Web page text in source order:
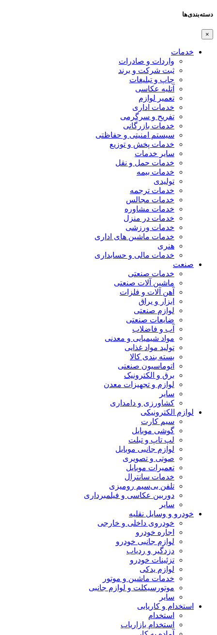
دسته‌بندی‌ها
×
خدمات
واردات و صادرات
ثبت شرکت و برند
چاپ و تبلیغات
آتلیه عکاسی
تعمیر لوازم
خدمات اداری
تفریح و سرگرمی
خدمات بازرگانی
سیستم امنیتی و حفاظتی
خدمات پخش و توزیع
سایر خدمات
خدمات حمل و نقل
خدمات بیمه
تولیدی
خدمات ترجمه
خدمات مجالس
خدمات مشاوره
خدمات در منزل
خدمات ورزشی
خدمات ماشین های اداری
هنری
خدمات مالی و حسابداری
صنعت
خدمات صنعتی
ماشین آلات صنعتی
آهن آلات و فلزات
ابزار و یراق
لوازم صنعتی
ضایعات صنعتی
آب و فاضلاب
مواد شیمیایی و معدنی
تولید مواد غذایی
بسته بندی کالا
اتوماسیون صنعتی
برق و الکترونیک
لوازم و تجهیزات معدن
سایر
کشاورزی و دامداری
لوازم الکترونیکی
سیم کارت
گوشی موبایل
لپ تاپ و تبلت
لوازم جانبی موبایل
صوتی و تصویری
تعمیرات موبایل
خدمات سانترال
تلفن بی‌سیم رومیزی
دوربین عکاسی و فیلمبرداری
سایر
خودرو و وسایل نقلیه
خودروی داخلی و خارجی
اجاره خودرو
لوازم جانبی خودرو
دزدگیر و ردیاب
تزئینات خودرو
لوازم یدکی
خدمات ماشین و موتور
موتورسیکلت و لوازم جانبی
سایر
استخدام و کاریابی
استخدام
استخدام بازاریاب